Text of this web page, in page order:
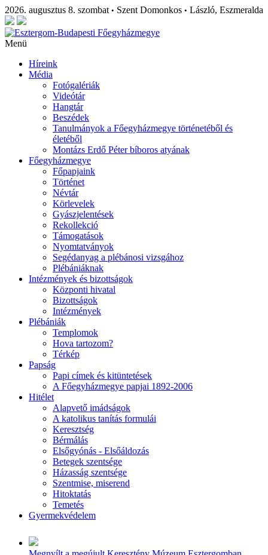
2026. augusztus 8. szombat • Szent Domonkos • László, Eszmeralda
Menü
Híreink
Média
Fotógalériák
Videótár
Hangtár
Beszédek
Tanulmányok a Főegyházmegye történetéből és
életéből
Montázs Erdő Péter bíboros atyának
Főegyházmegye
Főpapjaink
Történet
Névtár
Körlevelek
Gyászjelentések
Rekollekció
Támogatások
Nyomtatványok
Segédanyag a plébánosi vizsgához
Plébániáknak
Intézmények és bizottságok
Központi hivatal
Bizottságok
Intézmények
Plébániák
Templomok
Hova tartozom?
Térkép
Papság
Papi címek és kitüntetések
A Főegyházmegye papjai 1892-2006
Hitélet
Alapvető imádságok
A katolikus tanítás formulái
Keresztség
Bérmálás
Elsőgyónás - Elsőáldozás
Betegek szentsége
Házasság szentsége
Szentmise, miserend
Hitoktatás
Temetés
Gyermekvédelem